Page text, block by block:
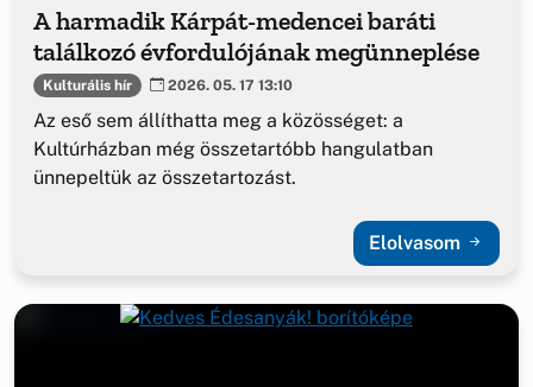
A harmadik Kárpát-medencei baráti
találkozó évfordulójának megünneplése
Kulturális hír 2026. 05. 17 13:10
Az eső sem állíthatta meg a közösséget: a
Kultúrházban még összetartóbb hangulatban
ünnepeltük az összetartozást.
Elolvasom